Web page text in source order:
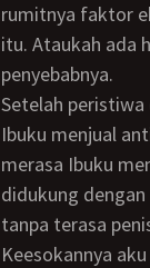
rumitnya faktor
itu. Ataukah ada
penyebabnya.
Setelah peristiwa di siang tadi, malamnya sebelum tidur aku berpikir. Aku tidak rela
Ibuku menjual
merasa Ibuku
didukung
tanpa terasa
Keesokannya aku bangun pagi-pagi sekali untuk mandi dan bersiap pergi mencari